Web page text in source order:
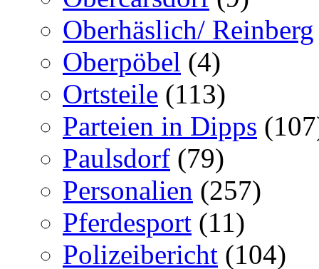
Oberhäslich/ Reinberg
Oberpöbel (4)
Ortsteile (113)
Parteien in Dipps
Paulsdorf (79)
Personalien (257)
Pferdesport (11)
Polizeibericht (104)